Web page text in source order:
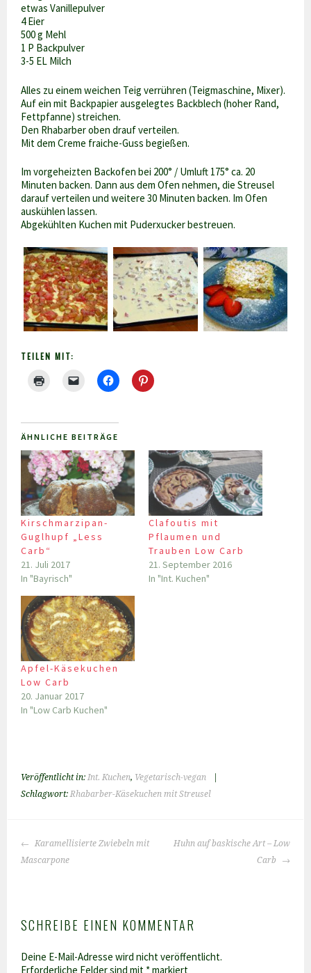
etwas Vanillepulver
4 Eier
500 g Mehl
1 P Backpulver
3-5 EL Milch
Alles zu einem weichen Teig verrühren (Teigmaschine, Mixer).
Auf ein mit Backpapier ausgelegtes Backblech (hoher Rand,
Fettpfanne) streichen.
Den Rhabarber oben drauf verteilen.
Mit dem Creme fraiche-Guss begießen.
Im vorgeheizten Backofen bei 200° / Umluft 175° ca. 20
Minuten backen. Dann aus dem Ofen nehmen, die Streusel
darauf verteilen und weitere 30 Minuten backen. Im Ofen
auskühlen lassen.
Abgekühlten Kuchen mit Puderxucker bestreuen.
TEILEN MIT:
ÄHNLICHE BEITRÄGE
Kirschmarzipan-
Guglhupf „Less
Carb“
21. Juli 2017
In "Bayrisch"
Clafoutis mit
Pflaumen und
Trauben Low Carb
21. September 2016
In "Int. Kuchen"
Apfel-Käsekuchen
Low Carb
20. Januar 2017
In "Low Carb Kuchen"
Veröffentlicht in: Int. Kuchen, Vegetarisch-vegan
Schlagwort: Rhabarber-Käsekuchen mit Streusel
BEITRAGS-
NAVIGATION
Karamellisierte Zwiebeln mit
Mascarpone
Huhn auf baskische Art – Low
Carb
SCHREIBE EINEN KOMMENTAR
Deine E-Mail-Adresse wird nicht veröffentlicht.
Erforderliche Felder sind mit *markiert